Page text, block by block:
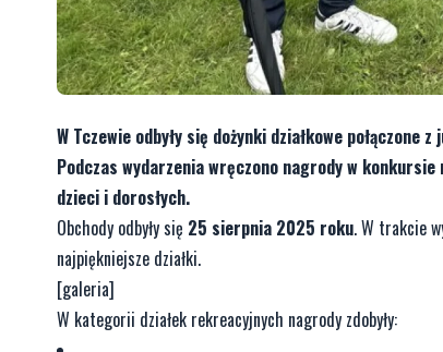
W Tczewie odbyły się dożynki działkowe
Podczas wydarzenia wręczono nagrody w
dzieci i dorosłych.
Obchody odbyły się 25 sierpnia 2025 roku. W trakcie
najpiękniejsze działki.
[galeria]
W kategorii działek rekreacyjnych nagrody zdobyły: